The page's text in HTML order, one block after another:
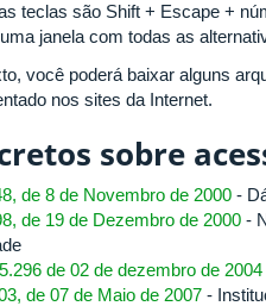
teclas são Shift + Escape +
janela com todas as
você poderá baixar alguns
nos sites da Internet.
sobre
de 8 de Novembro de 2000 -
de 19 de Dezembro de 2000 -
de 02 de dezembro de 2004
de 07 de Maio de 2007 -